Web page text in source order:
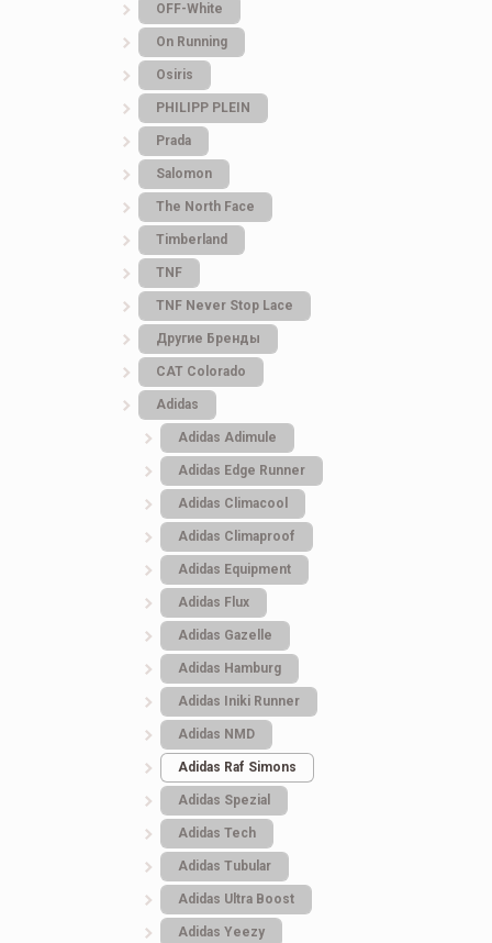
OFF-White
On Running
Osiris
PHILIPP PLEIN
Prada
Salomon
The North Face
Timberland
TNF
TNF Never Stop Lace
Другие Бренды
САТ Colorado
Adidas
Adidas Adimule
Adidas Edge Runner
Adidas Climacool
Adidas Climaproof
Adidas Equipment
Adidas Flux
Adidas Gazelle
Adidas Hamburg
Adidas Iniki Runner
Adidas NMD
Adidas Raf Simons
Adidas Spezial
Adidas Tech
Adidas Tubular
Adidas Ultra Boost
Adidas Yeezy